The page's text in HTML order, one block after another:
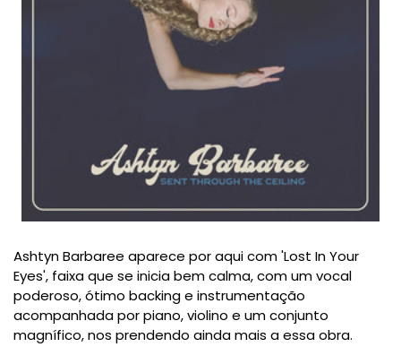
Ashtyn Barbaree aparece por aqui com 'Lost In Your
Eyes', faixa que se inicia bem calma, com um vocal
poderoso, ótimo backing e instrumentação
acompanhada por piano, violino e um conjunto
magnífico, nos prendendo ainda mais a essa obra.